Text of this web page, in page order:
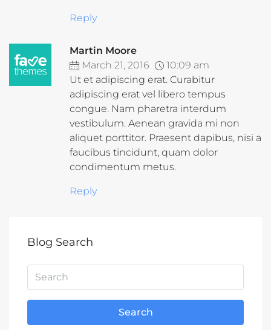
Reply
Martin Moore
March 21, 2016
10:09 am
Ut et adipiscing erat. Curabitur
adipiscing erat vel libero tempus
congue. Nam pharetra interdum
vestibulum. Aenean gravida mi non
aliquet porttitor. Praesent dapibus, nisi a
faucibus tincidunt, quam dolor
condimentum metus.
Reply
Blog Search
Search